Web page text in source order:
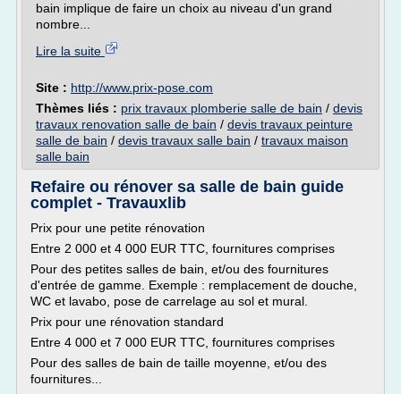
bain implique de faire un choix au niveau d'un grand
nombre...
Lire la suite
Site : http://www.prix-pose.com
Thèmes liés : prix travaux plomberie salle de bain / devis
travaux renovation salle de bain / devis travaux peinture
salle de bain / devis travaux salle bain / travaux maison
salle bain
Refaire ou rénover sa salle de bain guide
complet - Travauxlib
Prix pour une petite rénovation
Entre 2 000 et 4 000 EUR TTC, fournitures comprises
Pour des petites salles de bain, et/ou des fournitures
d'entrée de gamme. Exemple : remplacement de douche,
WC et lavabo, pose de carrelage au sol et mural.
Prix pour une rénovation standard
Entre 4 000 et 7 000 EUR TTC, fournitures comprises
Pour des salles de bain de taille moyenne, et/ou des
fournitures...